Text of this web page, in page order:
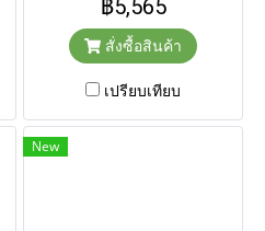
฿5,565
สั่งซื้อสินค้า
เปรียบเทียบ
New